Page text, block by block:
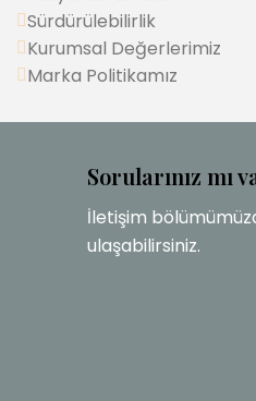
Sürdürülebilirlik
Kurumsal Değerlerimiz
Marka Politikamız
Sorularınız mı
İletişim
ulaşabilirsiniz.